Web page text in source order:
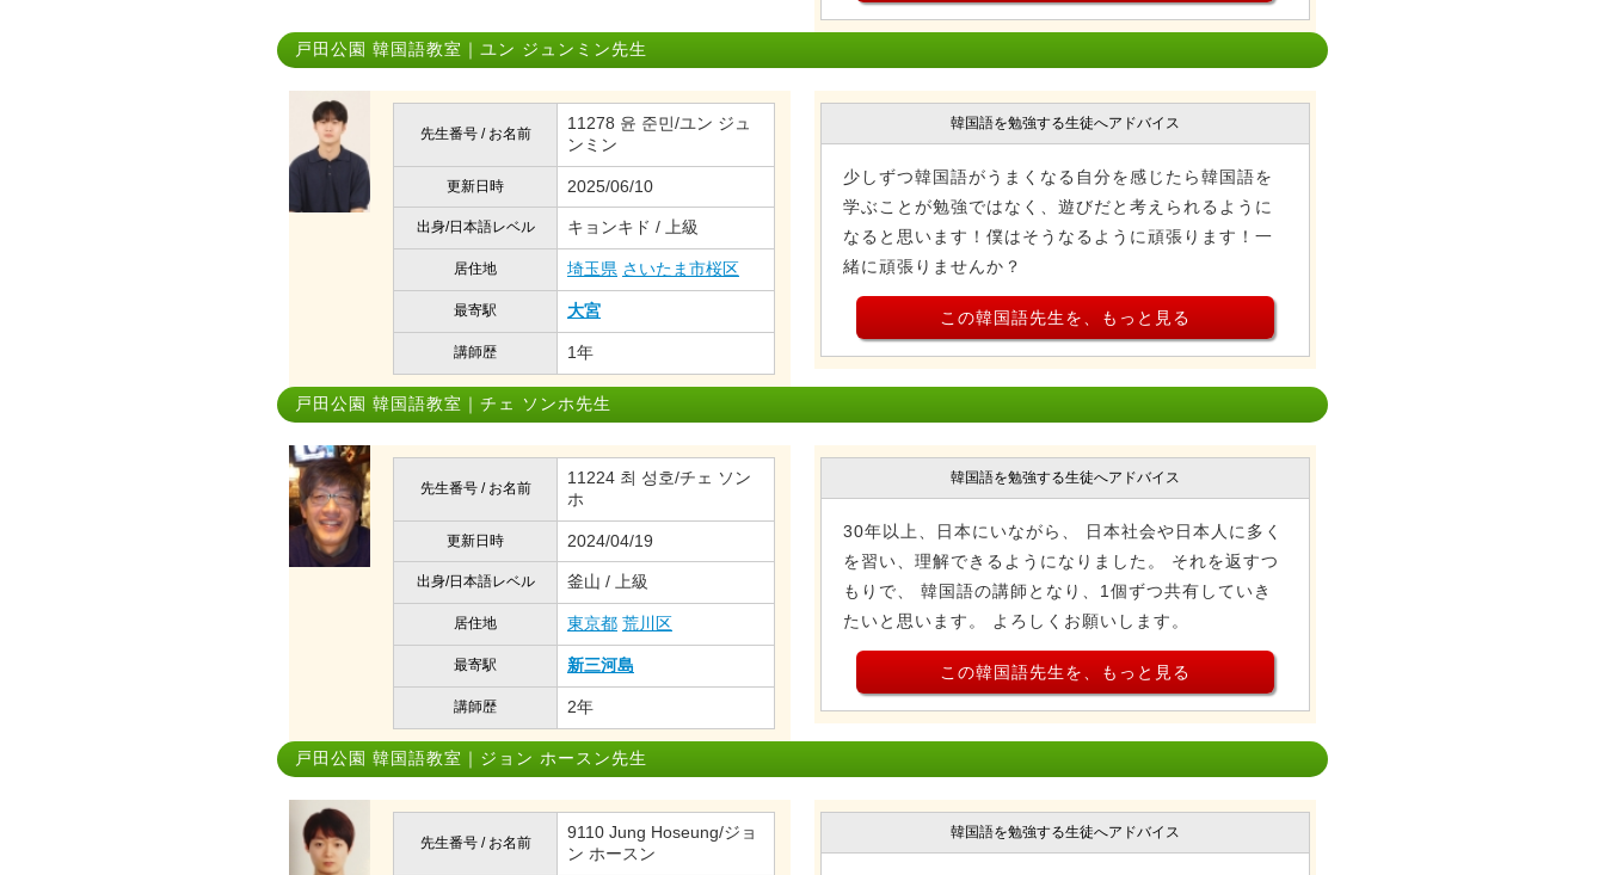
戸田公園 韓国語教室｜ユン ジュンミン先生
先生番号 / お名前
11278 윤 준민/ユン ジュ
ンミン
更新日時 2025/06/10
出身/日本語レベル キョンキド / 上級
居住地 埼玉県 さいたま市桜区
最寄駅 大宮
講師歴 1年
韓国語を勉強する生徒へアドバイス
少しずつ韓国語がうまくなる自分を感じたら韓国語を
学ぶことが勉強ではなく、遊びだと考えられるように
なると思います！僕はそうなるように頑張ります！一
緒に頑張りませんか？
この韓国語先生を、もっと見る
戸田公園 韓国語教室｜チェ ソンホ先生
先生番号 / お名前
11224 최 성호/チェ ソン
ホ
更新日時 2024/04/19
出身/日本語レベル 釜山 / 上級
居住地 東京都 荒川区
最寄駅 新三河島
講師歴 2年
韓国語を勉強する生徒へアドバイス
30年以上、日本にいながら、 日本社会や日本人に多く
を習い、理解できるようになりました。 それを返すつ
もりで、 韓国語の講師となり、1個ずつ共有していき
たいと思います。 よろしくお願いします。
この韓国語先生を、もっと見る
戸田公園 韓国語教室｜ジョン ホースン先生
先生番号 / お名前
9110 Jung Hoseung/ジョ
ン ホースン
韓国語を勉強する生徒へアドバイス